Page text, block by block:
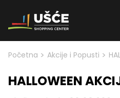
Skip to content
Početna > Akcije i Popusti >
HALLOWEEN